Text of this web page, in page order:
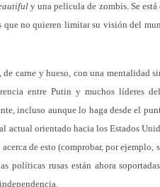
y una película de zombis. Se
que no quieren limitar su visión del
carne y hueso, con una mentalidad
entre Putin y muchos líderes
incluso aunque lo haga desde el
actual orientado hacia los Estados
de esto (comprobar, por ejemplo,
políticas rusas están ahora